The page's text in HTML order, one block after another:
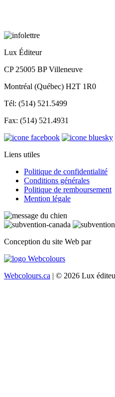
Lux Éditeur
CP 25005 BP Villeneuve
Montréal (Québec) H2T 1R0
Tél: (514) 521.5499
Fax: (514) 521.4931
Liens utiles
Politique de confidentialité
Conditions générales
Politique de remboursement
Mention légale
Conception du site Web par
Webcolours.ca | © 2026 Lux